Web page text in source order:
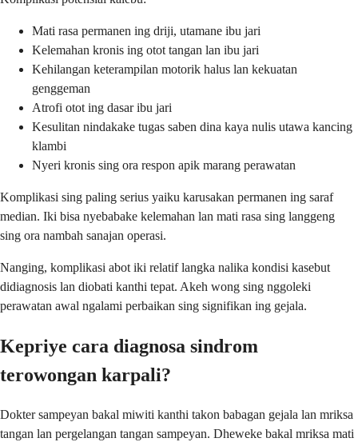
Mati rasa permanen ing driji, utamane ibu jari
Kelemahan kronis ing otot tangan lan ibu jari
Kehilangan keterampilan motorik halus lan kekuatan
genggeman
Atrofi otot ing dasar ibu jari
Kesulitan nindakake tugas saben dina kaya nulis utawa kancing
klambi
Nyeri kronis sing ora respon apik marang perawatan
Komplikasi sing paling serius yaiku karusakan permanen ing saraf
median. Iki bisa nyebabake kelemahan lan mati rasa sing langgeng
sing ora nambah sanajan operasi.
Nanging, komplikasi abot iki relatif langka nalika kondisi kasebut
didiagnosis lan diobati kanthi tepat. Akeh wong sing nggoleki
perawatan awal ngalami perbaikan sing signifikan ing gejala.
Kepriye cara diagnosa sindrom
terowongan karpali?
Dokter sampeyan bakal miwiti kanthi takon babagan gejala lan mriksa
tangan lan pergelangan tangan sampeyan. Dheweke bakal mriksa mati